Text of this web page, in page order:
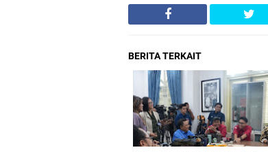
BERITA TERKAIT